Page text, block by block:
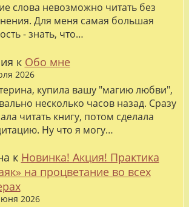
слова невозможно читать без
Для меня самая большая
- знать, что…
к Обо мне
2026
купила вашу "магию любви",
несколько часов назад. Сразу
читать книгу, потом сделала
Ну что я могу…
к Новинка! Акция! Практика
на процветание во всех
2026